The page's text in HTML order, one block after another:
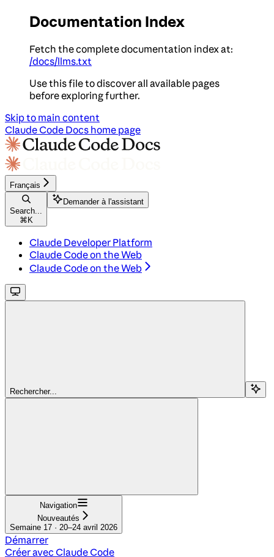
Documentation Index
Fetch the complete documentation index at:
/docs/llms.txt
Use this file to discover all available pages
before exploring further.
Skip to main content
Claude Code Docs home page
Français
Search...
⌘ K
Demander à l'assistant
Claude Developer Platform
Claude Code on the Web
Claude Code on the Web
Rechercher...
Navigation
Nouveautés
Semaine 17 · 20–24 avril 2026
Démarrer
Créer avec Claude Code